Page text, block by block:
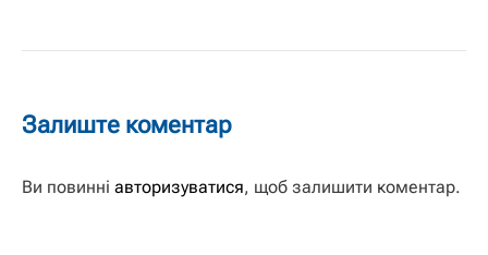
Залиште коментар
Ви повинні авторизуватися, щоб залишити коментар.